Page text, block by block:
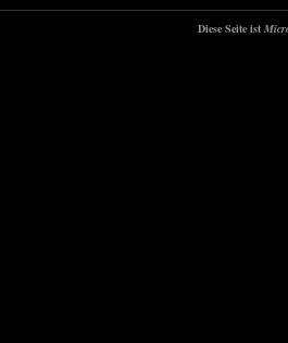
Diese Seite ist